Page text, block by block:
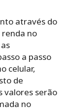
através do
no
a passo
celular,
de
valores serão
no